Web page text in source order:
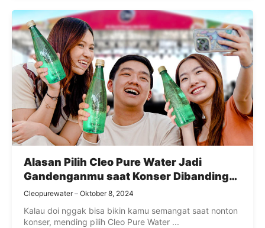
Alasan Pilih Cleo Pure Water Jadi
Gandenganmu saat Konser Dibanding
Doi
Cleopurewater Oktober 8, 2024
Kalau doi nggak bisa bikin kamu semangat saat nonton
konser, mending pilih Cleo Pure Water ...